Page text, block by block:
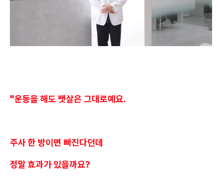
"운동을 해도 뱃살은 그대로예요.
주사 한 방이면 빠진다던데
정말 효과가 있을까요?